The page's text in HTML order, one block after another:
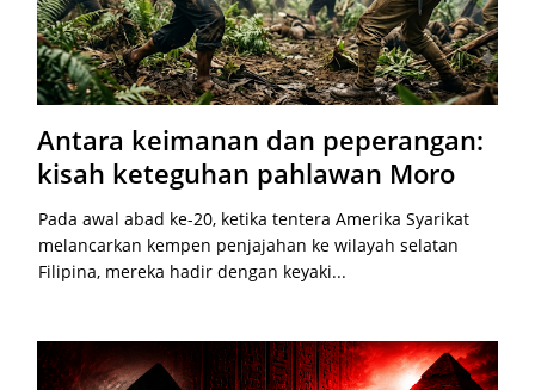
Antara keimanan dan peperangan:
kisah keteguhan pahlawan Moro
Pada awal abad ke-20, ketika tentera Amerika Syarikat
melancarkan kempen penjajahan ke wilayah selatan
Filipina, mereka hadir dengan keyaki...